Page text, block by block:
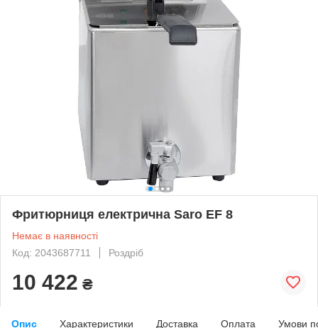
Фритюрниця електрична Saro EF 8
Немає в наявності
Код: 2043687711
Роздріб
10 422 ₴
Опис Характеристики Доставка Оплата Умови